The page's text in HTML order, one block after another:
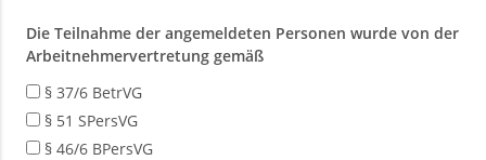
Die Teilnahme der angemeldeten Personen wurde von der
Arbeitnehmervertretung gemäß
§ 37/6 BetrVG
§ 51 SPersVG
§ 46/6 BPersVG